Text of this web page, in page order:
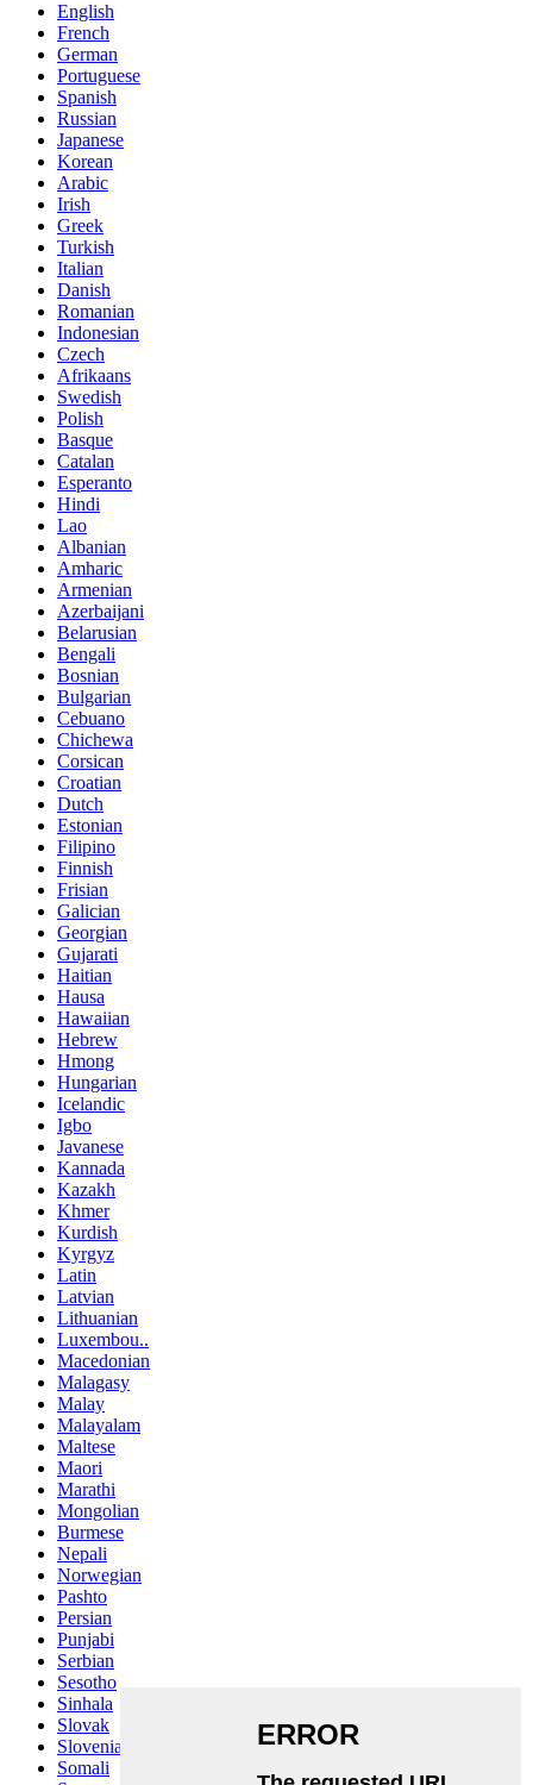
English
French
German
Portuguese
Spanish
Russian
Japanese
Korean
Arabic
Irish
Greek
Turkish
Italian
Danish
Romanian
Indonesian
Czech
Afrikaans
Swedish
Polish
Basque
Catalan
Esperanto
Hindi
Lao
Albanian
Amharic
Armenian
Azerbaijani
Belarusian
Bengali
Bosnian
Bulgarian
Cebuano
Chichewa
Corsican
Croatian
Dutch
Estonian
Filipino
Finnish
Frisian
Galician
Georgian
Gujarati
Haitian
Hausa
Hawaiian
Hebrew
Hmong
Hungarian
Icelandic
Igbo
Javanese
Kannada
Kazakh
Khmer
Kurdish
Kyrgyz
Latin
Latvian
Lithuanian
Luxembou..
Macedonian
Malagasy
Malay
Malayalam
Maltese
Maori
Marathi
Mongolian
Burmese
Nepali
Norwegian
Pashto
Persian
Punjabi
Serbian
Sesotho
Sinhala
Slovak
Slovenian
Somali